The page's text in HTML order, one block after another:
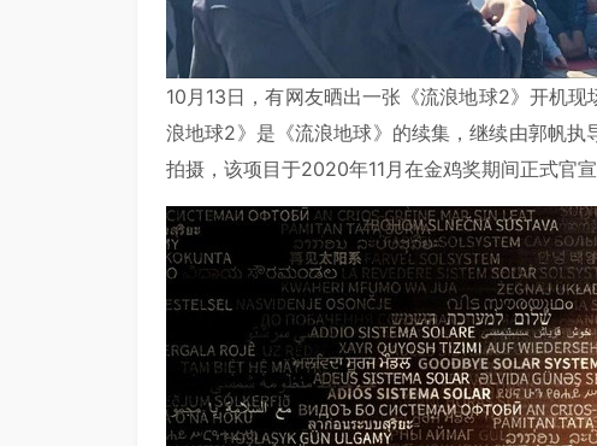
10月13日，有网友晒出一张《流浪地球2》开机
浪地球2》是《流浪地球》的续集，继续由郭帆
拍摄，该项目于2020年11月在金鸡奖期间正式官宣